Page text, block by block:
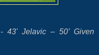
43' Jelavic – 50’ Given